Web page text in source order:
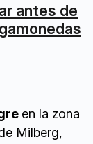
antes de
en la zona
Milberg,